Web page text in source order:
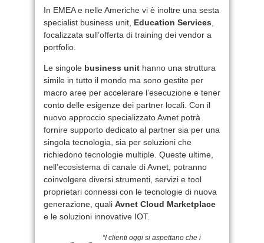
In EMEA e nelle Americhe vi è inoltre una sesta
specialist business unit, Education Services,
focalizzata sull’offerta di training dei vendor a
portfolio.
Le singole business unit hanno una struttura
simile in tutto il mondo ma sono gestite per
macro aree per accelerare l’esecuzione e tener
conto delle esigenze dei partner locali. Con il
nuovo approccio specializzato Avnet potrà
fornire supporto dedicato al partner sia per una
singola tecnologia, sia per soluzioni che
richiedono tecnologie multiple. Queste ultime,
nell’ecosistema di canale di Avnet, potranno
coinvolgere diversi strumenti, servizi e tool
proprietari connessi con le tecnologie di nuova
generazione, quali Avnet Cloud Marketplace
e le soluzioni innovative IOT.
“I clienti oggi si aspettano che i